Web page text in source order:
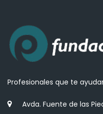
Profesionales que te
Avda. Fuente de las